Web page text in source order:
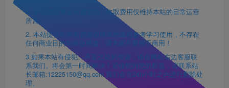
1. 本站资源售价只是赞助，收取费用仅维持本站的日常运营
所需。
2. 本站提供的所有资源仅供本地单机参考学习使用，不存在
任何商业目的与商业用途，请大家不要用于商用！
3.如果本站有侵犯、不妥之处的资源，请在网站右边客服联
系我们。将会第一时间解决！若侵犯到您的权益，请联系站
长邮箱:12225150@qq.com 我们会在24h小时之内进行删除处
理。